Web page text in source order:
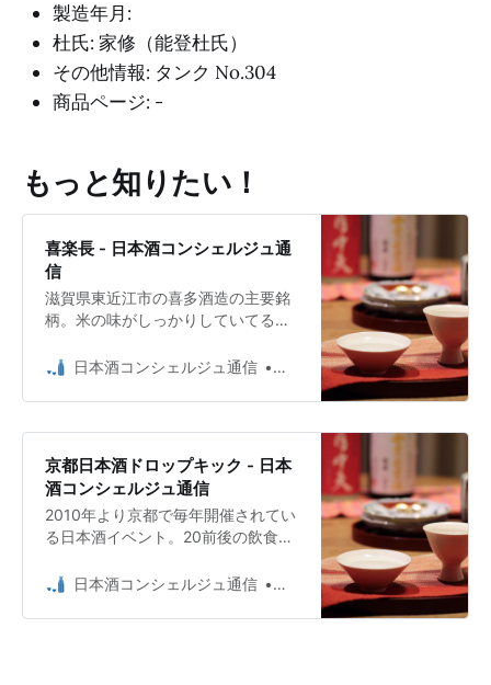
製造年月:
杜氏: 家修（能登杜氏）
その他情報: タンク No.304
商品ページ: -
もっと知りたい！
喜楽長 - 日本酒コンシェルジュ通
信
滋賀県東近江市の喜多酒造の主要銘
柄。米の味がしっかりしていてるけ
日本酒コンシェルジュ通信
日本酒コンシェルジュ Umio
京都日本酒ドロップキック - 日本
酒コンシェルジュ通信
2010年より京都で毎年開催されてい
る日本酒イベント。20前後の飲食店
舗を参加者がはしごして回る形式。
日本酒コンシェルジュ通信 日本酒コンシェルジュ Umio